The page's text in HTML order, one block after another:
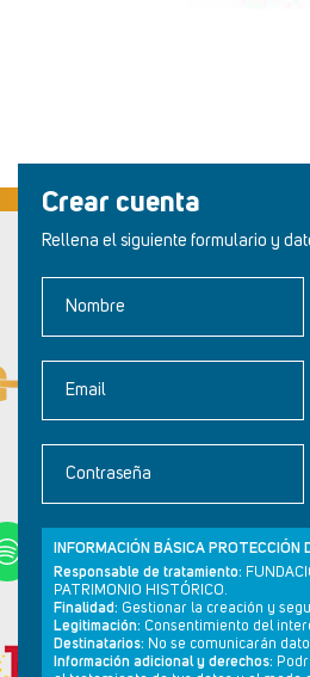
Crear cuenta
Rellena el siguiente formulario y
Nombre
Email
Contraseña
INFORMACIÓN BÁSICA PROTECCIÓN
Responsable de tratamiento:
PATRIMONIO HISTÓRICO.
Finalidad: Gestionar la creación y
Legitimación: Consentimiento del
Destinatarios: No se comunicarán
Información adicional y derechos:
Política